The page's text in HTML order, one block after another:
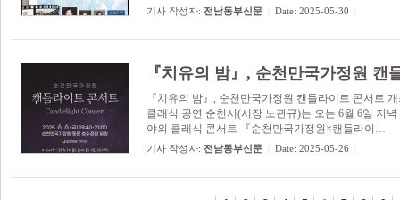
기사 작성자:전남동부신문 Date: 2025-05-30
『치유의 밤』, 순천만국가정원 캔
『치유의 밤』, 순천만국가정원 캔들라이트 콘서트
클래식 공연 순천시(시장 노관규)는 오는 6월 6일 저
야외 클래식 콘서트 『순천만국가정원×캔들라이…
기사 작성자:전남동부신문 Date: 2025-05-26